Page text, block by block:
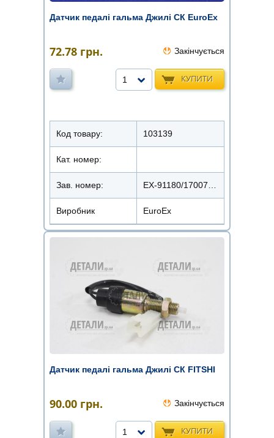
Датчик педалі гальма Джилі СК EuroEx
72.78 грн. Закінчується
КУПИТИ
1
Код товару: 103139
Кат. номер:
Зав. номер:
Виробник EuroEx
Датчик педалі гальма Джилі СК FITSHI
90.00 грн. Закінчується
КУПИТИ
1